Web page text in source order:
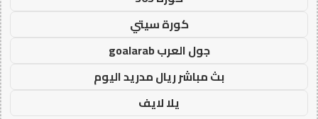
كورة سيتي
جول العرب goalarab
بث مباشر ريال مدريد اليوم
يلا لايف